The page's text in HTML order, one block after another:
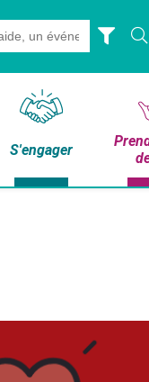
S'engager